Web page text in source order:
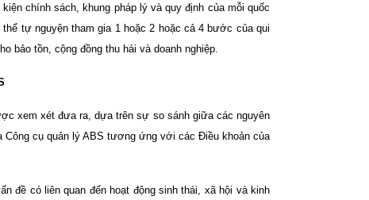
chính sách, khung pháp lý và quy định của mỗi quốc
tự nguyện tham gia 1 hoặc 2 hoặc cả 4 bước của qui
bảo tồn, cộng đồng thu hái và doanh nghiệp.
xem xét đưa ra, dựa trên sự so sánh giữa các nguyên
Công cụ quản lý ABS tương ứng với các Điều khoản của
đề có liên quan đến hoạt động sinh thái, xã hội và kinh